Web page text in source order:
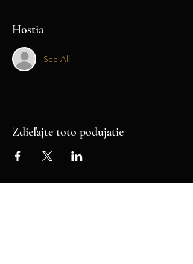
Hostia
See All
Zdieľajte toto podujatie